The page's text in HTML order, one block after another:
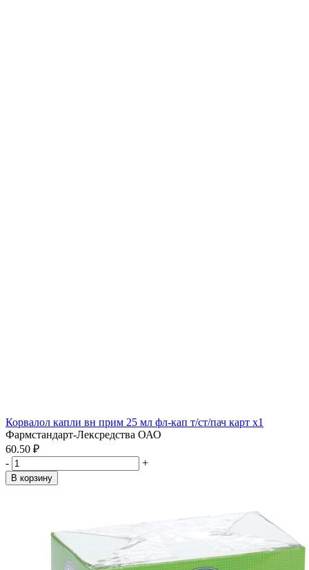
Корвалол капли вн прим 25 мл фл-кап т/ст/пач карт x1
Фармстандарт-Лексредства ОАО
60.50 ₽
-
+
В корзину